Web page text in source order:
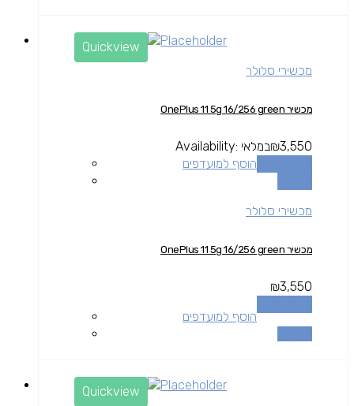
Quickview
מכשירי סלולר
מכשיר OnePlus 11 5g 16/256 green
₪3,550
Availability: במלאי
הוסף למועדפים
מכשירי סלולר
מכשיר OnePlus 11 5g 16/256 green
₪3,550
הוסף למועדפים
Quickview